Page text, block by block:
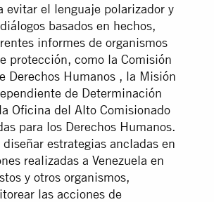
evitar el lenguaje polarizador y
basados en hechos,
informes de organismos
protección, como la Comisión
Derechos Humanos , la Misión
de Determinación
Oficina del Alto Comisionado
para los Derechos Humanos.
estrategias ancladas en
realizadas a Venezuela en
y otros organismos,
las acciones de